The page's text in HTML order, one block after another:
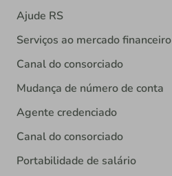
Ajude RS
Serviços ao mercado financeiro
Canal do consorciado
Mudança de número de conta
Agente credenciado
Canal do consorciado
Portabilidade de salário